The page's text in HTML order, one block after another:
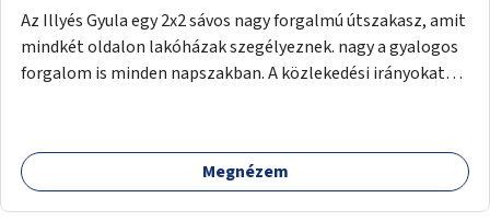
Az Illyés Gyula egy 2x2 sávos nagy forgalmú útszakasz, amit
mindkét oldalon lakóházak szegélyeznek. nagy a gyalogos
forgalom is minden napszakban. A közlekedési irányokat
szintű növényzettel, öntözőrendszerrel, esetleg
valamilyen vizes attrakcióval ami végfut mind az 500m-en.
Megnézem